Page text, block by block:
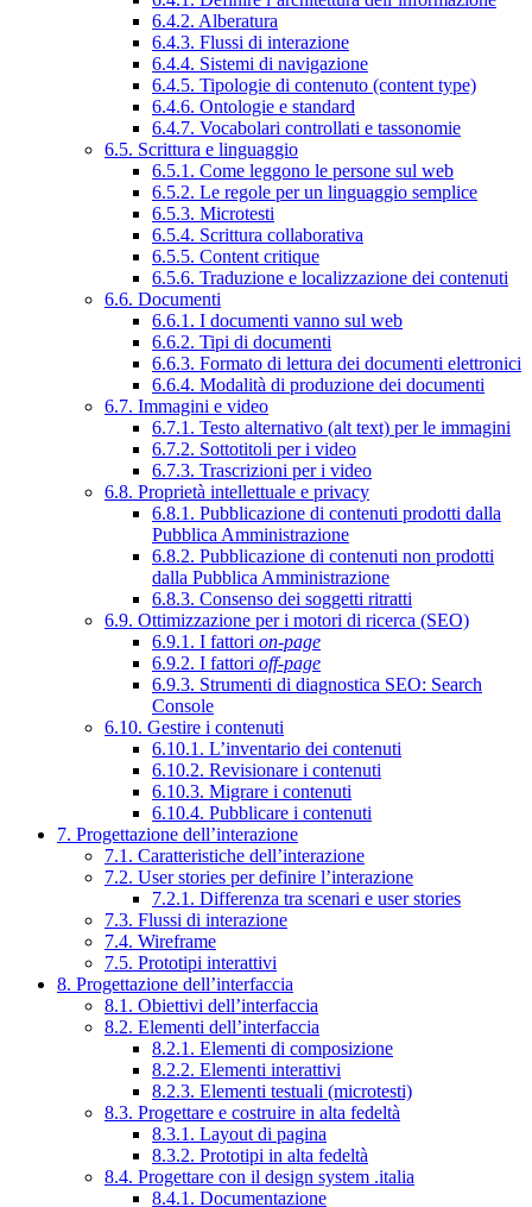
6.4.2. Alberatura
6.4.3. Flussi di interazione
6.4.4. Sistemi di navigazione
6.4.5. Tipologie di contenuto (content type)
6.4.6. Ontologie e standard
6.4.7. Vocabolari controllati e tassonomie
6.5. Scrittura e linguaggio
6.5.1. Come leggono le persone sul web
6.5.2. Le regole per un linguaggio semplice
6.5.3. Microtesti
6.5.4. Scrittura collaborativa
6.5.5. Content critique
6.5.6. Traduzione e localizzazione dei contenuti
6.6. Documenti
6.6.1. I documenti vanno sul web
6.6.2. Tipi di documenti
6.6.3. Formato di lettura dei documenti elettronici
6.6.4. Modalità di produzione dei documenti
6.7. Immagini e video
6.7.1. Testo alternativo (alt text) per le immagini
6.7.2. Sottotitoli per i video
6.7.3. Trascrizioni per i video
6.8. Proprietà intellettuale e privacy
6.8.1. Pubblicazione di contenuti prodotti dalla
Pubblica Amministrazione
6.8.2. Pubblicazione di contenuti non prodotti
dalla Pubblica Amministrazione
6.8.3. Consenso dei soggetti ritratti
6.9. Ottimizzazione per i motori di ricerca (SEO)
6.9.1. I fattori on-page
6.9.2. I fattori off-page
6.9.3. Strumenti di diagnostica SEO: Search
Console
6.10. Gestire i contenuti
6.10.1. L’inventario dei contenuti
6.10.2. Revisionare i contenuti
6.10.3. Migrare i contenuti
6.10.4. Pubblicare i contenuti
7. Progettazione dell’interazione
7.1. Caratteristiche dell’interazione
7.2. User stories per definire l’interazione
7.2.1. Differenza tra scenari e user stories
7.3. Flussi di interazione
7.4. Wireframe
7.5. Prototipi interattivi
8. Progettazione dell’interfaccia
8.1. Obiettivi dell’interfaccia
8.2. Elementi dell’interfaccia
8.2.1. Elementi di composizione
8.2.2. Elementi interattivi
8.2.3. Elementi testuali (microtesti)
8.3. Progettare e costruire in alta fedeltà
8.3.1. Layout di pagina
8.3.2. Prototipi in alta fedeltà
8.4. Progettare con il design system .italia
8.4.1. Documentazione